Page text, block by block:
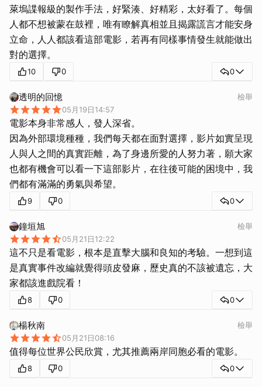
萊塢諜報級的製作手法，好緊湊、好精彩，太好看了。每個
人都不想被蒙在鼓裡，唯有瞭解真相並且揭露謊言才能安身
立命，人人都該看這部電影，若再有同樣事情發生就能做出
對的選擇。
10 0 0
透明的回憶
05月19日14:57
檢舉
電影本身非常感人，發人深省。
因為外部環境種種，我們每天都在面對選擇，影片如實呈現
人與人之間的真實距離，為了身邊所愛的人努力著，願大家
也都有機會可以看一下這部影片，在往後可能的困境中，我
們都有滿滿的勇氣與希望。
9 0 0
鐘垣旭
05月21日12:22
檢舉
這不只是看電影，根本是直擊大腦和良知的考驗。一想到這
是真實事件改編就覺得頭皮發麻，歷史真的不該被遺忘，大
家都該進戲院看！
8 0 0
楊秋南
05月21日08:16
檢舉
值得每位世界公民欣賞，尤其推薦兩岸同胞必看的電影。
8 0 0